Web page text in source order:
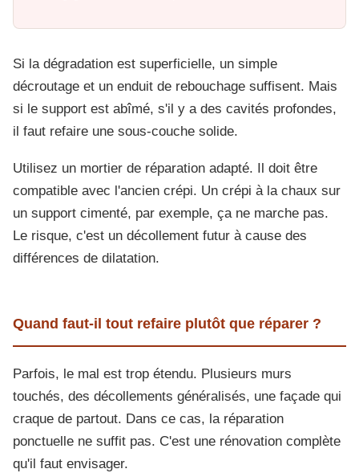
Si la dégradation est superficielle, un simple
décroutage et un enduit de rebouchage suffisent. Mais
si le support est abîmé, s'il y a des cavités profondes,
il faut refaire une sous-couche solide.
Utilisez un mortier de réparation adapté. Il doit être
compatible avec l'ancien crépi. Un crépi à la chaux sur
un support cimenté, par exemple, ça ne marche pas.
Le risque, c'est un décollement futur à cause des
différences de dilatation.
Quand faut-il tout refaire plutôt que réparer ?
Parfois, le mal est trop étendu. Plusieurs murs
touchés, des décollements généralisés, une façade qui
craque de partout. Dans ce cas, la réparation
ponctuelle ne suffit pas. C'est une rénovation complète
qu'il faut envisager.